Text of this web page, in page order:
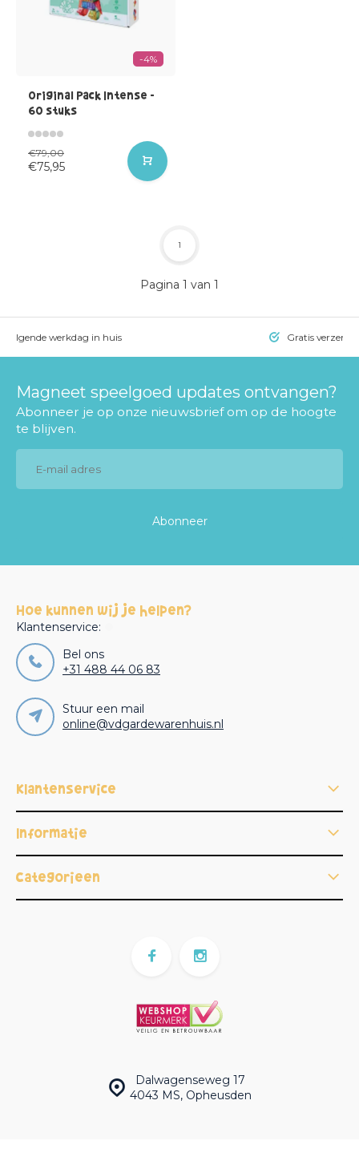
-4%
Original Pack Intense -
60 stuks
€79,00
€75,95
Pagina 1 van 1
1
volgende werkdag in huis Gratis
Magneet speelgoed updates ontvangen?
Abonneer je op onze nieuwsbrief om op de hoogte
te blijven.
Abonneer
Hoe kunnen wij je helpen?
Klantenservice:
Bel ons
+31 488 44 06 83
Stuur een mail
online@vdgardewarenhuis.nl
Klantenservice
Informatie
Categorieën
Dalwagenseweg 17
4043 MS, Opheusden